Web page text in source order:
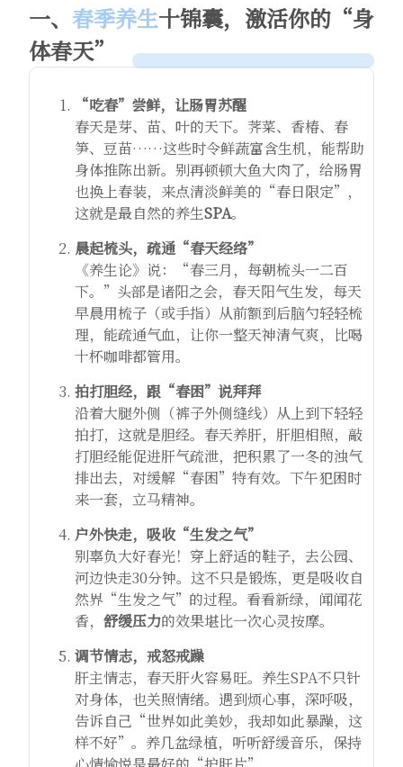
一、 春季养生十锦囊，激活你的“身
体春天”
“吃春”尝鲜，让肠胃苏醒
春天是芽、苗、叶的天下。荠菜、香椿、春
笋、豆苗……这些时令鲜蔬富含生机，能帮助
身体推陈出新。别再顿顿大鱼大肉了，给肠胃
也换上春装，来点清淡鲜美的“春日限定”，
这就是最自然的养生SPA。
晨起梳头，疏通“春天经络”
《养生论》说：“春三月，每朝梳头一二百
下。”头部是诸阳之会，春天阳气生发，每天
早晨用梳子（或手指）从前额到后脑勺轻轻梳
理，能疏通气血，让你一整天神清气爽，比喝
十杯咖啡都管用。
拍打胆经，跟“春困”说拜拜
沿着大腿外侧（裤子外侧缝线）从上到下轻轻
拍打，这就是胆经。春天养肝，肝胆相照，敲
打胆经能促进肝气疏泄，把积累了一冬的浊气
排出去，对缓解“春困”特有效。下午犯困时
来一套，立马精神。
户外快走，吸收“生发之气”
别辜负大好春光！穿上舒适的鞋子，去公园、
河边快走30分钟。这不只是锻炼，更是吸收自
然界“生发之气”的过程。看看新绿，闻闻花
香， 舒缓压力的效果堪比一次心灵按摩。
调节情志，戒怒戒躁
肝主情志，春天肝火容易旺。养生SPA不只针
对身体，也关照情绪。遇到烦心事，深呼吸，
告诉自己“世界如此美妙，我却如此暴躁，这
样不好”。养几盆绿植，听听舒缓音乐，保持